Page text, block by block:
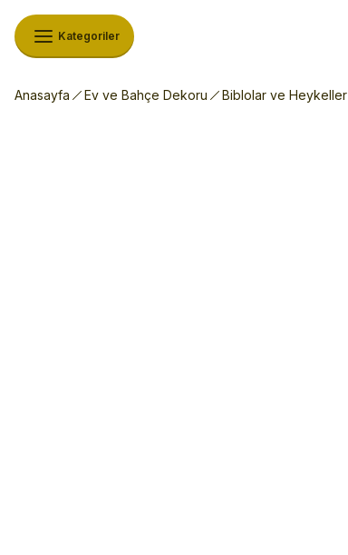
Kategoriler
Anasayfa Ev ve Bahçe Dekoru Biblolar ve Heykeller